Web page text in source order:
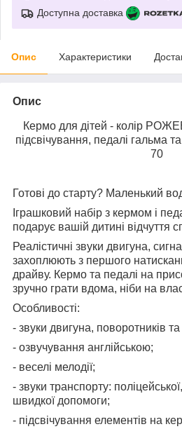
Доступна доставка
Опис Характеристики
Опис
Кермо для дітей - колір
підсвічування, педалі гальма
70
Готові до старту? Маленький
Іграшковий набір з кермом і
подарує вашій дитині відчуття
Реалістичні звуки двигуна,
захоплюють з першого
драйву. Кермо та педалі на
зручно грати вдома, ніби на
Особливості:
- звуки двигуна, поворотників
- озвучування англійською;
- веселі мелодії;
- звуки транспорту:
швидкої допомоги;
- підсвічування елементів на